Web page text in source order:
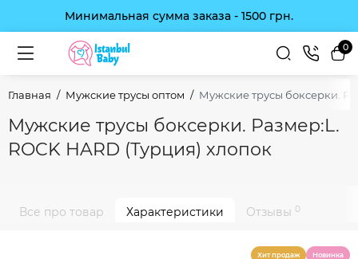
Минимальная сумма заказа - 1500 грн.
0
Главная Мужские трусы оптом Мужские трусы боксерки.
Мужские трусы боксерки. Размер:L.
ROCK HARD (Турция) хлопок
Все про товар Характеристики Отзывы 0
Хит продаж Новинка